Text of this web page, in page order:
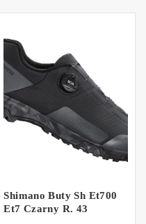
Shimano Buty Sh Et700
Et7 Czarny R. 43